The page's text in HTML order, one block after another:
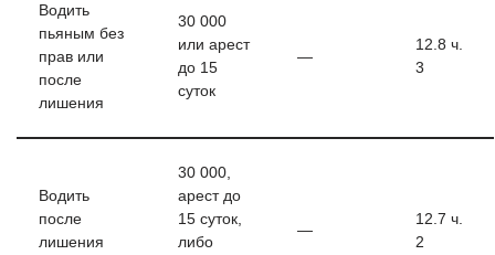
Водить
пьяным без
прав или
после
лишения
30 000
или арест
до 15
суток
—
12.8 ч.
3
Водить
после
лишения
30 000,
арест до
15 суток,
либо
—
12.7 ч.
2